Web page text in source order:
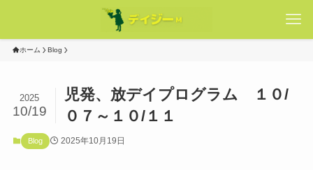
ホーム Blog
児発、放デイプログラム １０/
０７～１０/１１
2025
10/19
Blog 2025年10月19日